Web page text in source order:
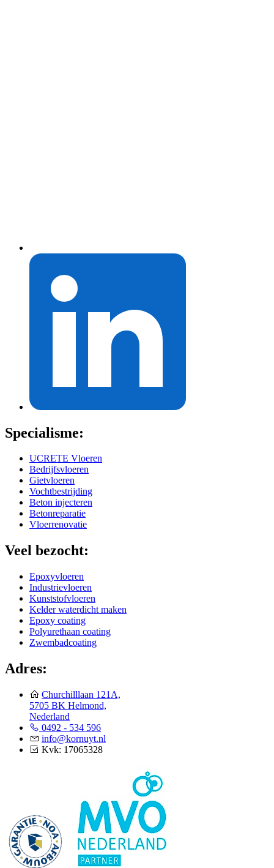
Specialisme:
UCRETE Vloeren
Bedrijfsvloeren
Gietvloeren
Vochtbestrijding
Beton injecteren
Betonreparatie
Vloerrenovatie
Veel bezocht:
Epoxyvloeren
Industrievloeren
Kunststofvloeren
Kelder waterdicht maken
Epoxy coating
Polyurethaan coating
Zwembadcoating
Adres:
Churchilllaan 121A,
5705 BK Helmond,
Nederland
0492 - 534 596
info@kornuyt.nl
Kvk: 17065328